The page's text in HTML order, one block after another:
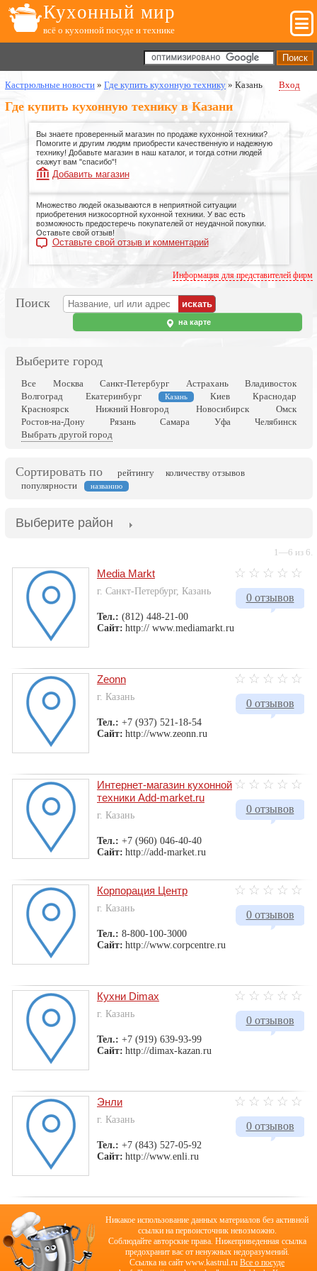
Кухонный мир
всё о кухонной посуде и технике
Кастрюльные новости » Где купить кухонную технику » Казань Вход
Где купить кухонную технику в Казани
Вы знаете проверенный магазин по продаже кухонной техники?
Помогите и другим людям приобрести качественную и надежную
технику! Добавьте магазин в наш каталог, и тогда сотни людей
скажут вам "спасибо"!
Добавить магазин
Множество людей оказываются в неприятной ситуации
приобретения низкосортной кухонной техники. У вас есть
возможность предостеречь покупателей от неудачной покупки.
Оставьте свой отзыв!
Оставьте свой отзыв и комментарий
Информация для представителей фирм
Поиск
на карте
Выберите город
Все Москва Санкт-Петербург Астрахань
Владивосток
Волгоград
Екатеринбург Казань Киев
Краснодар
Красноярск
Нижний Новгород Новосибирск
Омск
Ростов-на-Дону
Рязань Самара Уфа
Челябинск
Выбрать другой город
Сортировать по рейтингу
количеству отзывов
популярности
названию
Выберите район
1—6 из 6.
0 отзывов
Media Markt
г. Санкт-Петербург, Казань
Тел.: (812) 448-21-00
Сайт: http:// www.mediamarkt.ru
0 отзывов
Zeonn
г. Казань
Тел.: +7 (937) 521-18-54
Сайт: http://www.zeonn.ru
0 отзывов
Интернет-магазин кухонной
техники Add-market.ru
г. Казань
Тел.: +7 (960) 046-40-40
Сайт: http://add-market.ru
0 отзывов
Корпорация Центр
г. Казань
Тел.: 8-800-100-3000
Сайт: http://www.corpcentre.ru
0 отзывов
Кухни Dimax
г. Казань
Тел.: +7 (919) 639-93-99
Сайт: http://dimax-kazan.ru
0 отзывов
Энли
г. Казань
Тел.: +7 (843) 527-05-92
Сайт: http://www.enli.ru
Никакое использование данных материалов без активной
ссылки на первоисточник невозможно.
Соблюдайте авторские права. Нижеприведенная ссылка
предохранит вас от ненужных недоразумений.
Cсылка на сайт www.kastrul.ru Все о посуде